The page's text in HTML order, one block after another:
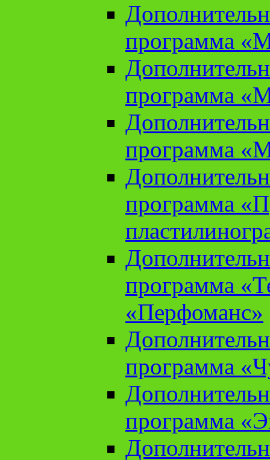
программа
программа
программа
программа
программа
«Перфоманс»
программа
программа